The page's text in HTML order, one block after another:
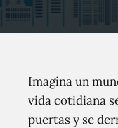
Imagina un
vida cotidiana
puertas y se